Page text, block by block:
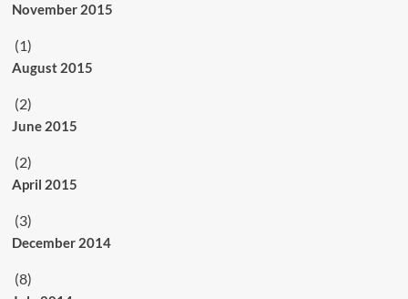
November 2015
(1)
August 2015
(2)
June 2015
(2)
April 2015
(3)
December 2014
(8)